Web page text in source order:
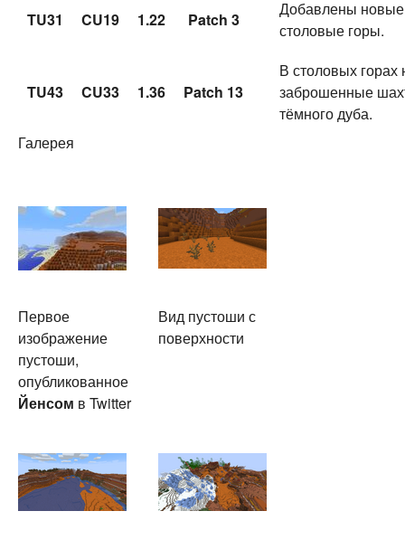
TU31 CU19 1.22 Patch 3
Добавлены
столовые горы.
TU43 CU33 1.36 Patch 13
В столовых горах
заброшенные
тёмного дуба.
Галерея
Первое
изображение
пустоши,
опубликованное
Йенсом в Twitter
Вид пустоши с
поверхности